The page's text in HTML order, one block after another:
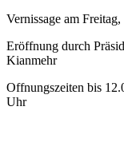
Vernissage am
Eröffnung durch
Kianmehr
Offnungszeiten bis
Uhr